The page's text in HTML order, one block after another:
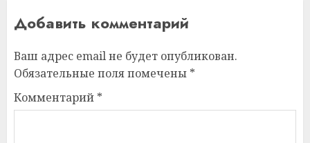
Добавить комментарий
Ваш адрес email не будет опубликован.
Обязательные поля помечены *
Комментарий *